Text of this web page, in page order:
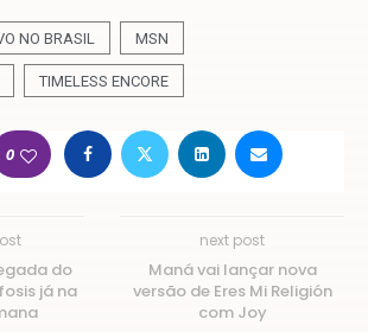
NO BRASIL MSN
TIMELESS ENCORE
0
do
já na
next post
Maná vai lançar nova
versão de Eres Mi Religión
com Joy